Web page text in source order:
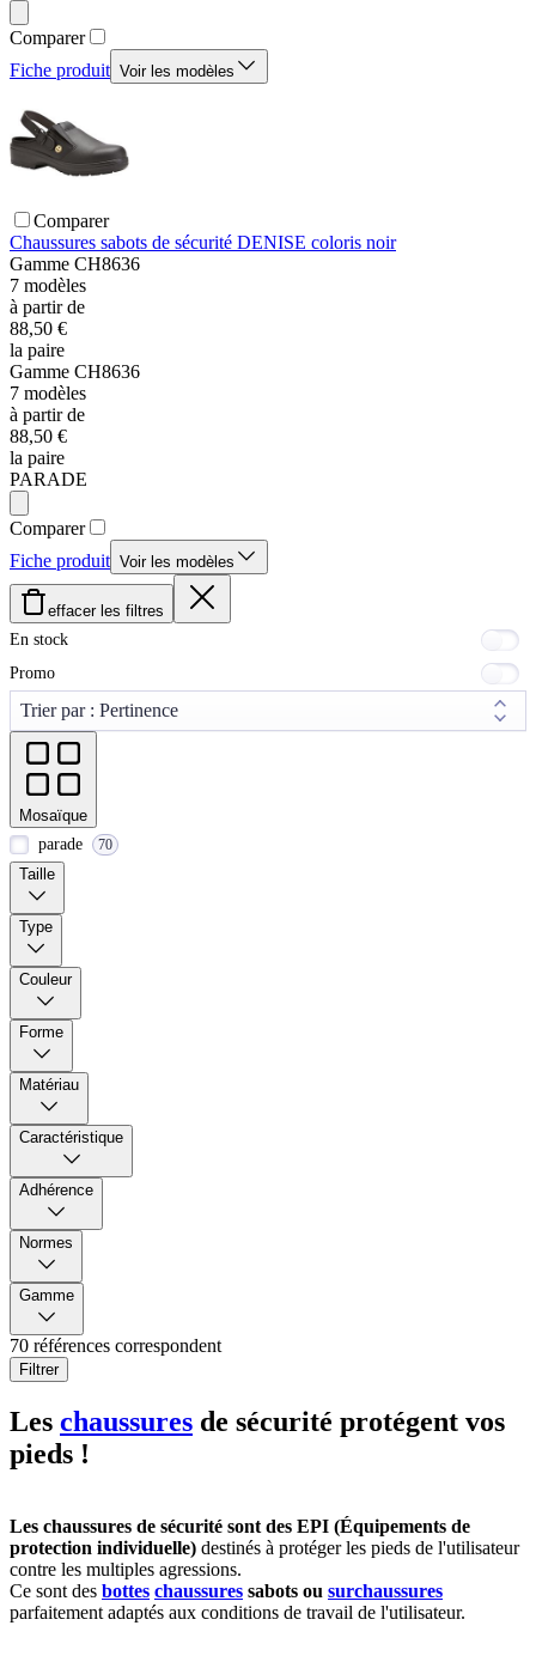
Comparer
Fiche produit Voir les modèles
Comparer
Chaussures sabots de sécurité DENISE coloris noir
Gamme CH8636
7 modèles
à partir de
88,50 €
la paire
Gamme CH8636
7 modèles
à partir de
88,50 €
la paire
PARADE
Comparer
Fiche produit Voir les modèles
effacer les filtres
En stock
Promo
Mosaïque
parade
70
Taille
Type
Couleur
Forme
Matériau
Caractéristique
Adhérence
Normes
Gamme
70 références correspondent
Filtrer
Les chaussures de sécurité protégent vos
pieds !
Les chaussures de sécurité sont des EPI (Équipements de
protection individuelle) destinés à protéger les pieds de l'utilisateur
contre les multiples agressions.
Ce sont des bottes chaussures sabots ou surchaussures
parfaitement adaptés aux conditions de travail de l'utilisateur.